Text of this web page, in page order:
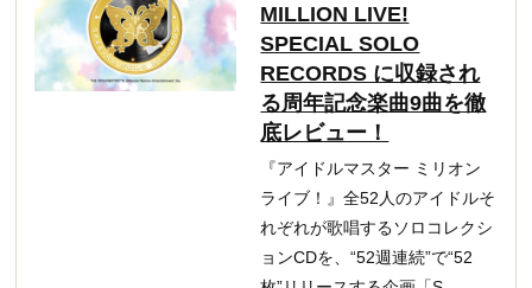
MILLION LIVE!
SPECIAL SOLO
RECORDS に収録され
る周年記念楽曲9曲を徹
底レビュー！
『アイドルマスター ミリオン
ライブ！』全52人のアイドルそ
れぞれが歌唱するソロコレクシ
ョンCDを、“52週連続”で“52